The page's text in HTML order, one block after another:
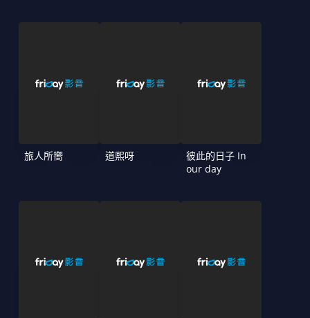
旅人所嚮 道熙呀
彼此的日子 In
our day